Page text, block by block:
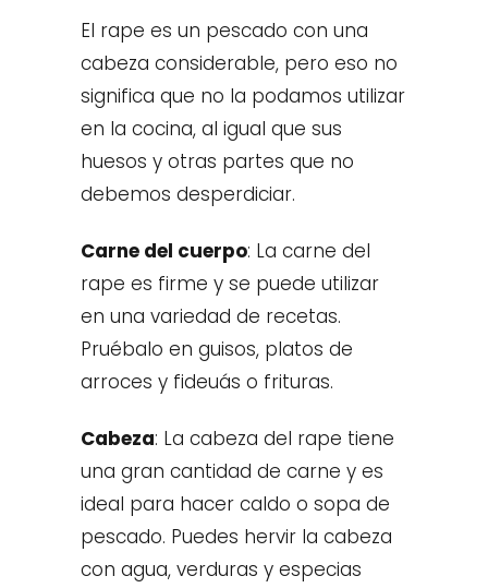
El rape es un pescado con una
cabeza considerable, pero eso no
significa que no la podamos utilizar
en la cocina, al igual que sus
huesos y otras partes que no
debemos desperdiciar.
Carne del cuerpo: La carne del
rape es firme y se puede utilizar
en una variedad de recetas.
Pruébalo en guisos, platos de
arroces y fideuás o frituras.
Cabeza: La cabeza del rape tiene
una gran cantidad de carne y es
ideal para hacer caldo o sopa de
pescado. Puedes hervir la cabeza
con agua, verduras y especias